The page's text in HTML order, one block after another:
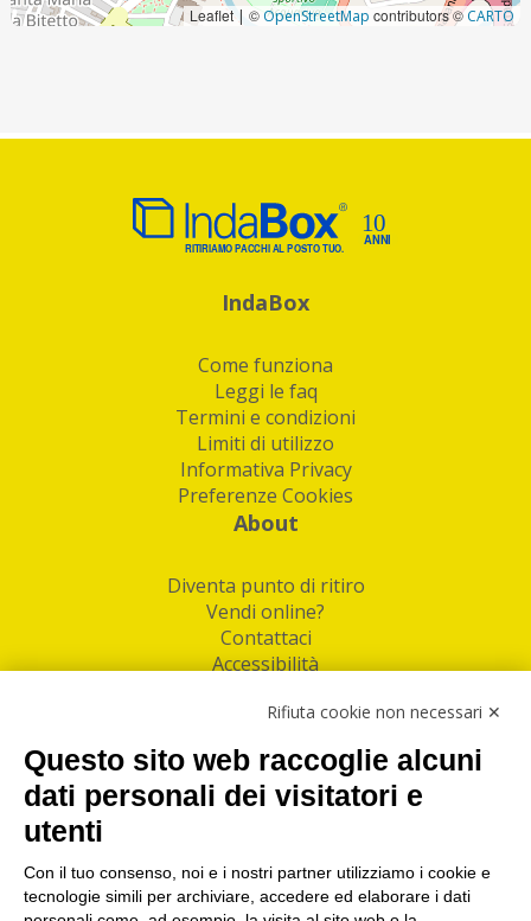
Leaflet | © OpenStreetMap contributors ©CARTO
IndaBox
Come funziona
Leggi le faq
Termini e condizioni
Limiti di utilizzo
Informativa Privacy
Preferenze Cookies
About
Diventa punto di ritiro
Vendi online?
Contattaci
Accessibilità
Facebook
Linkedin
I nostri punti di ritiro e spedizione pacchi nelle
maggiori città italiane
Torino|Milano|Roma|Bologna|Firenze| Genova
Rifiuta cookie non necessari ✕
Questo sito web raccoglie alcuni
dati personali dei visitatori e
utenti
Con il tuo consenso, noi e i nostri partner utilizziamo i cookie e
tecnologie simili per archiviare, accedere ed elaborare i dati